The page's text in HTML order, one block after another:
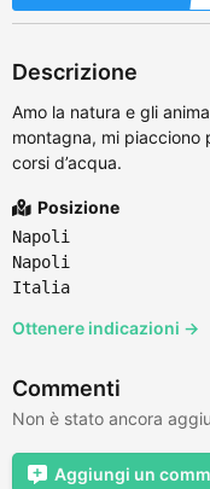
Descrizione
Amo la natura e gli
montagna, mi piacciono
corsi d’acqua.
Posizione
Napoli
Napoli
Italia
Ottenere indicazioni →
Commenti
Non è stato ancora
Aggiungi un